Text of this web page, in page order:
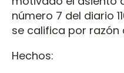
número 7 del diario
se califica por razón
Hechos: